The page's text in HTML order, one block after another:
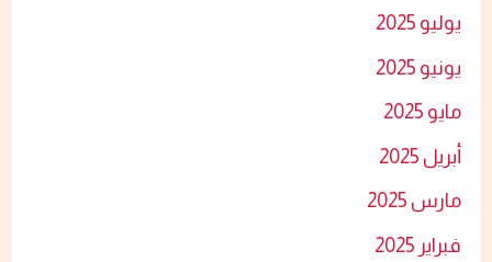
يوليو 2025
يونيو 2025
مايو 2025
أبريل 2025
مارس 2025
فبراير 2025